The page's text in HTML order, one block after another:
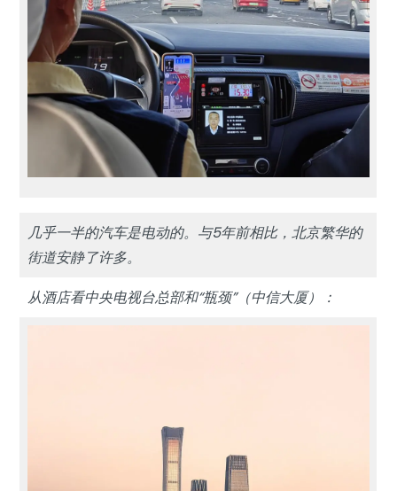
几乎一半的汽车是电动的。与5年前相比，北京繁华的
街道安静了许多。
从酒店看中央电视台总部和“瓶颈”（中信大厦）：